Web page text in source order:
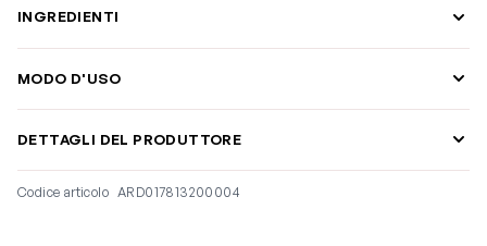
INGREDIENTI
MODO D'USO
DETTAGLI DEL PRODUTTORE
Codice articolo ARD017813200004